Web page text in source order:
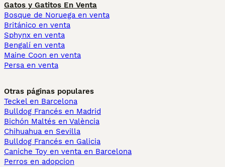
Gatos y Gatitos En Venta
Bosque de Noruega en venta
Británico en venta
Sphynx en venta
Bengalí en venta
Maine Coon en venta
Persa en venta
Otras páginas populares
Teckel en Barcelona
Bulldog Francés en Madrid
Bichón Maltés en València
Chihuahua en Sevilla
Bulldog Francés en Galicia
Caniche Toy en venta en Barcelona
Perros en adopcion